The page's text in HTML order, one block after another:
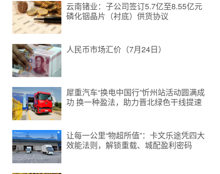
云南锗业：子公司签订5.7亿至8.55亿元
磷化铟晶片（衬底）供货协议
人民币市场汇价（7月24日）
犀重汽车“换电中国行”忻州站活动圆满成
功 换一种盈法，助力晋北绿色干线提速
让每一公里“物超所值”：卡文乐途凭四大
效能法则，解锁重载、城配盈利密码